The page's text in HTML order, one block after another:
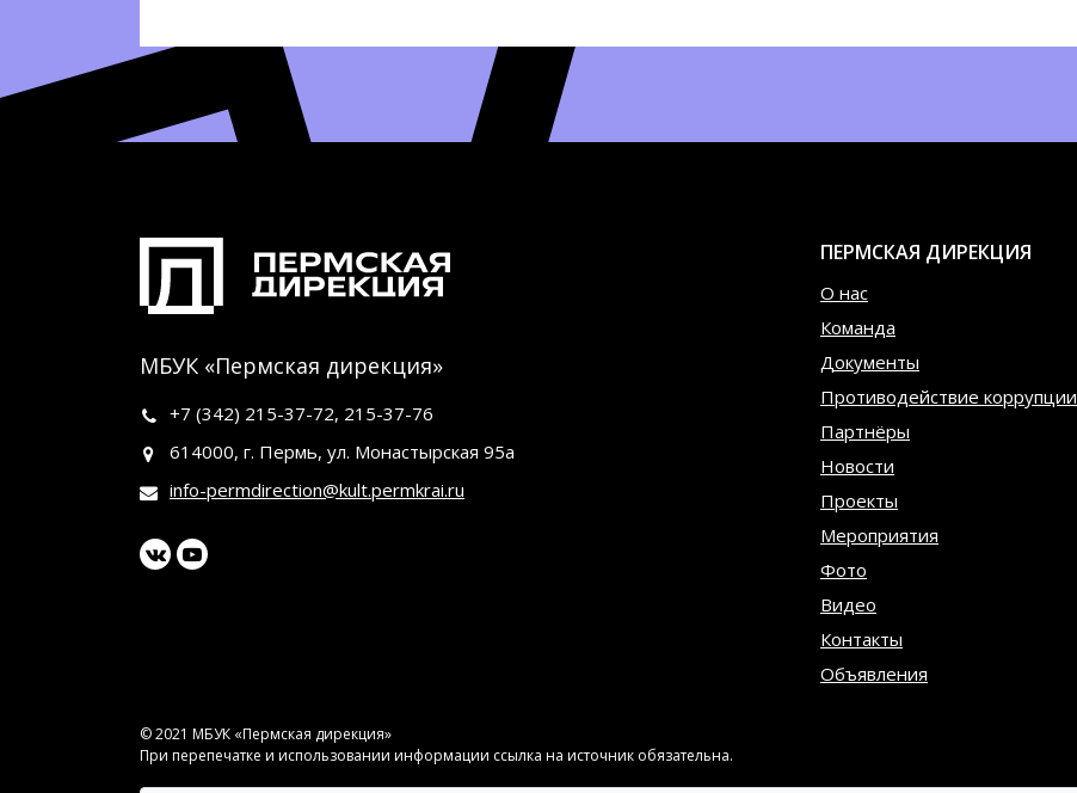
МБУК «Пермская дирекция»
+7 (342) 215-37-72, 215-37-76
614000, г. Пермь, ул. Монастырская 95а
info-permdirection@kult.permkrai.ru
ПЕРМСКАЯ ДИРЕКЦИЯ
О нас
Команда
Документы
Противодействие коррупции
Партнёры
Новости
Проекты
Мероприятия
Фото
Видео
Контакты
Объявления
© 2021 МБУК «Пермская дирекция»
При перепечатке и использовании информации ссылка на источник обязательна.